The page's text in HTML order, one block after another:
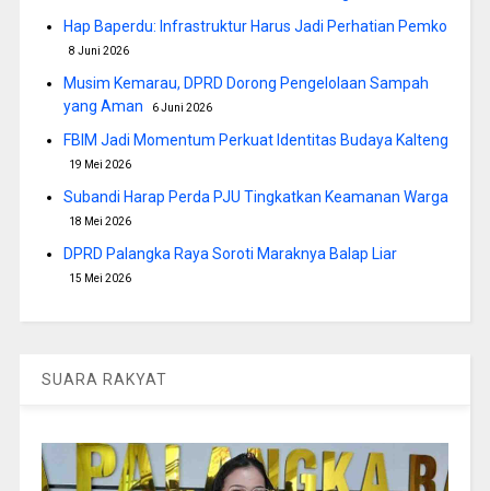
Hap Baperdu: Infrastruktur Harus Jadi Perhatian Pemko
8 Juni 2026
Musim Kemarau, DPRD Dorong Pengelolaan Sampah
yang Aman
6 Juni 2026
FBIM Jadi Momentum Perkuat Identitas Budaya Kalteng
19 Mei 2026
Subandi Harap Perda PJU Tingkatkan Keamanan Warga
18 Mei 2026
DPRD Palangka Raya Soroti Maraknya Balap Liar
15 Mei 2026
SUARA RAKYAT